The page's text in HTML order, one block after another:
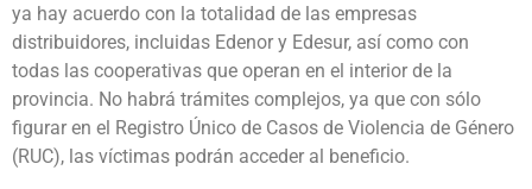
ya hay acuerdo con la totalidad de las empresas
distribuidores, incluidas Edenor y Edesur, así como con
todas las cooperativas que operan en el interior de la
provincia. No habrá trámites complejos, ya que con sólo
figurar en el Registro Único de Casos de Violencia de Género
(RUC), las víctimas podrán acceder al beneficio.